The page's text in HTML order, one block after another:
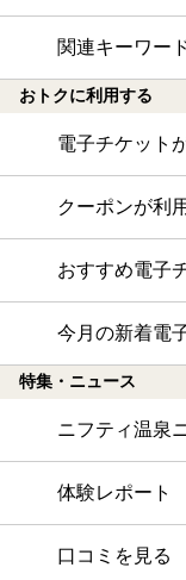
関連キーワー
おトクに利用する
電子チケット
クーポンが利
おすすめ電子
今月の新着電
特集・ニュース
ニフティ温泉
体験レポート
口コミを見る